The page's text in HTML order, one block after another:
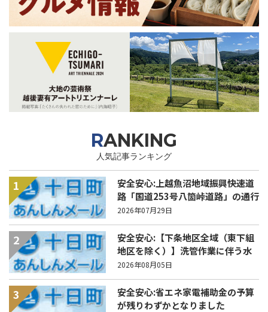
RANKING
人気記事ランキング
1
安全安心:上越魚沼地域振興快速道
路「国道253号八箇峠道路」の通行
規制について
2026年07月29日
2
安全安心:【下条地区全域（東下組
地区を除く）】洗管作業に伴う水
道の濁りの発生について
2026年08月05日
3
安全安心:省エネ家電補助金の予算
が残りわずかとなりました